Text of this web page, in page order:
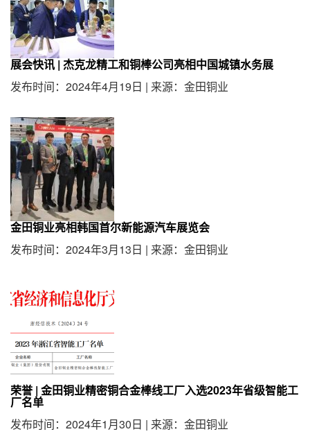
展会快讯 | 杰克龙精工和铜棒公司亮相中国城镇水务展
发布时间：2024年4月19日 | 来源：金田铜业
金田铜业亮相韩国首尔新能源汽车展览会
发布时间：2024年3月13日 | 来源：金田铜业
荣誉 | 金田铜业精密铜合金棒线工厂入选2023年省级智能工
厂名单
发布时间：2024年1月30日 | 来源：金田铜业